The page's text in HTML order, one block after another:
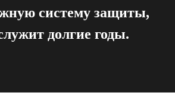
систему защиты,
долгие годы.